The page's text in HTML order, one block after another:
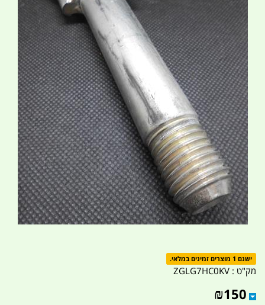
ישנם 1 מוצרים זמינים במלאי.
מק"ט : ZGLG7HC0KV
₪150